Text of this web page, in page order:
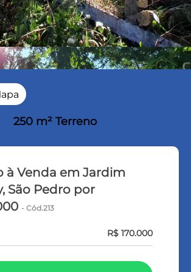
250 m² Terreno
à Venda em Jardim
São Pedro por
- Cód.213
R$ 170.000